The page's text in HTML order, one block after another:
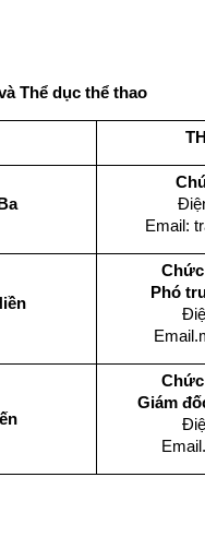
Thể dục thể thao
Email:
Phó
Giám